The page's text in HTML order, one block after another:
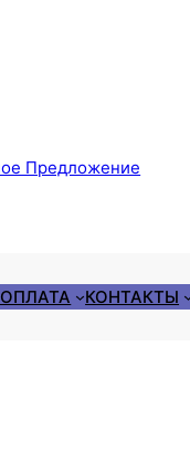
Предложение
КОНТАКТЫ